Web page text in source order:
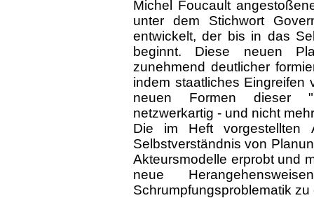
Michel Foucault
unter dem Stichwort
entwickelt, der bis in das
beginnt. Diese neuen
zunehmend deutlicher
indem staatliches Eingreifen
neuen Formen dieser
netzwerkartig - und nicht
Die im Heft vorgestellten
Selbstverständnis von
Akteursmodelle erprobt und
neue
Schrumpfungsproblematik zu